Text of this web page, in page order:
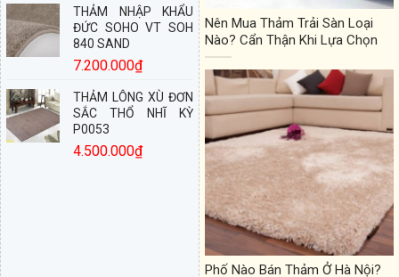
THẢM NHẬP KHẨU
ĐỨC SOHO VT SOH
840 SAND
7.200.000₫
THẢM LÔNG XÙ ĐƠN
SẮC THỔ NHĨ KỲ
P0053
4.500.000₫
Nên Mua Thảm Trải Sàn Loại
Nào? Cẩn Thận Khi Lựa Chọn
Phố Nào Bán Thảm Ở Hà Nội?